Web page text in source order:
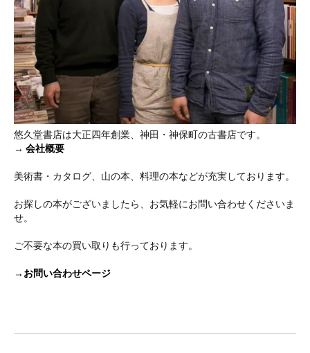
悠久堂書店は大正四年創業、神田・神保町の古書店です。
→ 会社概要
美術書・カタログ、山の本、料理の本などが充実しております。
お探しの本がございましたら、お気軽にお問い合わせくださいま
せ。
ご不要な本の買い取りも行っております。
→お問い合わせページ